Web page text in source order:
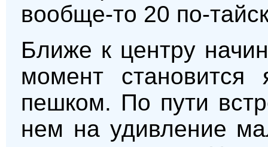
вообще-то 20 по-
Ближе к центру
момент
пешком. По пути
нем на удивление